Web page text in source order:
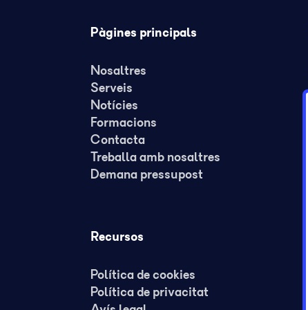
Pàgines principals
Nosaltres
Serveis
Notícies
Formacions
Contacta
Treballa amb nosaltres
Demana pressupost
Recursos
Política de cookies
Política de privacitat